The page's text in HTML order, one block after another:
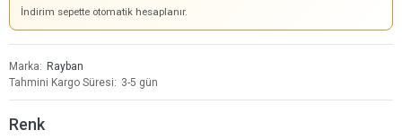
İndirim sepette otomatik hesaplanır.
Marka
Rayban
Tahmini Kargo Süresi
3-5 gün
Renk